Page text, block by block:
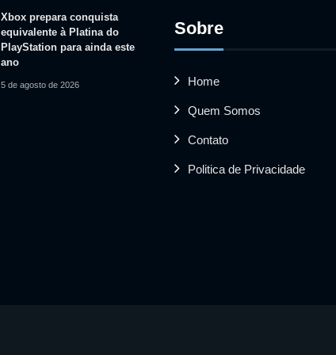
Xbox prepara conquista
equivalente à Platina do
PlayStation para ainda este
ano
5 de agosto de 2026
Sobre
Home
Quem Somos
Contato
Politica de Privacidade